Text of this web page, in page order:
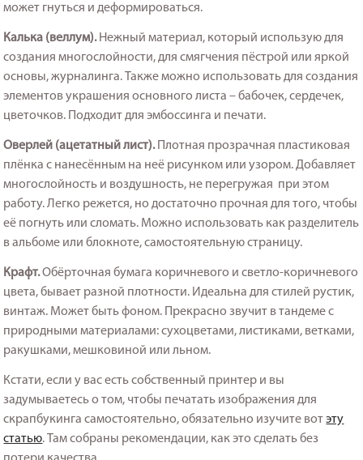
может гнуться и деформироваться.
Калька (веллум).Нежный материал, который использую для
создания многослойности, для смягчения пёстрой или яркой
основы, журналинга. Также можно использовать для создания
элементов украшения основного листа – бабочек, сердечек,
цветочков. Подходит для эмбоссинга и печати.
Оверлей (ацетатный лист). Плотная прозрачная пластиковая
плёнка с нанесённым на неё рисунком или узором. Добавляет
многослойность и воздушность, не перегружая при этом
работу. Легко режется, но достаточно прочная для того, чтобы
её погнуть или сломать. Можно использовать как разделитель
в альбоме или блокноте, самостоятельную страницу.
Крафт.Обёрточная бумага коричневого и светло-коричневого
цвета, бывает разной плотности. Идеальна для стилей рустик,
винтаж. Может быть фоном. Прекрасно звучит в тандеме с
природными материалами: сухоцветами, листиками, ветками,
ракушками, мешковиной или льном.
Кстати, если у вас есть собственный принтер и вы
задумываетесь о том, чтобы печатать изображения для
скрапбукинга самостоятельно, обязательно изучите вотэту
статью. Там собраны рекомендации, как это сделать без